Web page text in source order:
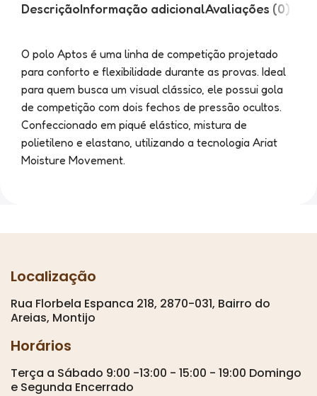
DescriçãoInformação adicionalAvaliações (0)
O polo Aptos é uma linha de competição projetado
para conforto e flexibilidade durante as provas. Ideal
para quem busca um visual clássico, ele possui gola
de competição com dois fechos de pressão ocultos.
Confeccionado em piqué elástico, mistura de
polietileno e elastano, utilizando a tecnologia Ariat
Moisture Movement.
Localização
Rua Florbela Espanca 218, 2870-031, Bairro do
Areias, Montijo
Horários
Terça a Sábado 9:00 -13:00 - 15:00 - 19:00 Domingo
e Segunda Encerrado